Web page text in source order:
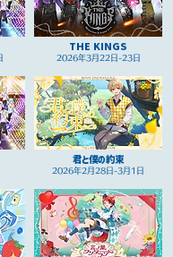
THE KINGS
2026年3月22日-23日
君と僕の約束
2026年2月28日-3月1日